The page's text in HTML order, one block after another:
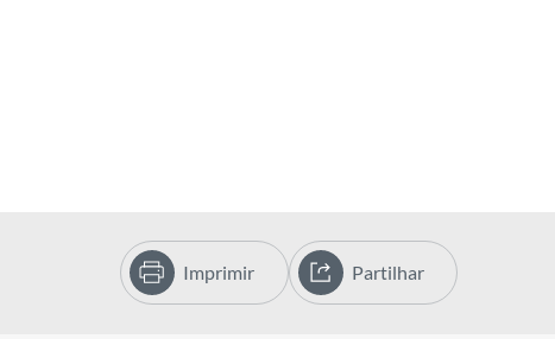
Imprimir Partilhar